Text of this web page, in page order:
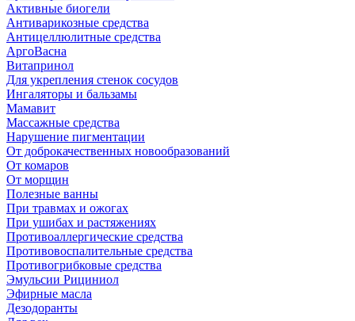
Активные биогели
Антиварикозные средства
Антицеллюлитные средства
АргоВасна
Витапринол
Для укрепления стенок сосудов
Ингаляторы и бальзамы
Мамавит
Массажные средства
Нарушение пигментации
От доброкачественных новообразований
От комаров
От морщин
Полезные ванны
При травмах и ожогах
При ушибах и растяжениях
Противоаллергические средства
Противовоспалительные средства
Противогрибковые средства
Эмульсии Рициниол
Эфирные масла
Дезодоранты